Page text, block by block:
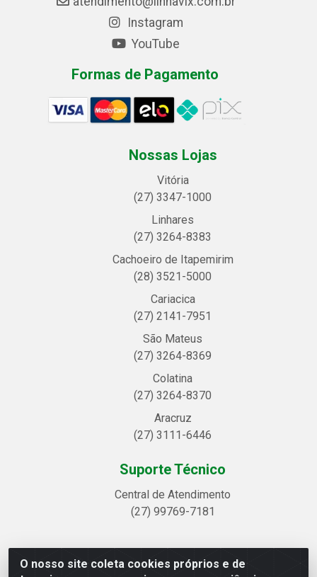
O nosso site coleta cookies próprios e de
Instagram
YouTube
Formas de Pagamento
Nossas Lojas
Vitória
(27) 3347-1000
Linhares
(27) 3264-8383
Cachoeiro de Itapemirim
(28) 3521-5000
Cariacica
(27) 2141-7951
São Mateus
(27) 3264-8369
Colatina
(27) 3264-8370
Aracruz
(27) 3111-6446
Suporte Técnico
Central de Atendimento
(27) 99769-7181
Linhavix Distribuidora LTDA - Avenida Alegre, 2521 -